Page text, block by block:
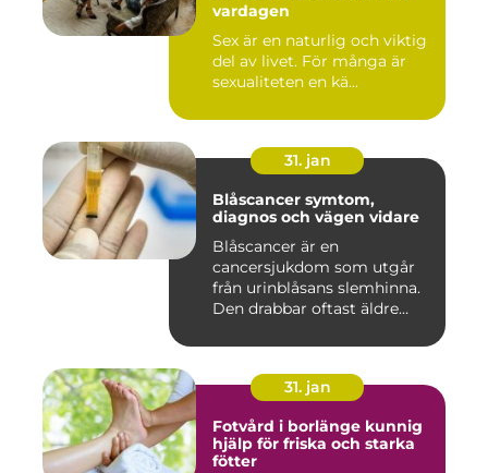
vardagen
Sex är en naturlig och viktig
del av livet. För många är
sexualiteten en kä...
31. jan
Blåscancer symtom,
diagnos och vägen vidare
Blåscancer är en
cancersjukdom som utgår
från urinblåsans slemhinna.
Den drabbar oftast äldre
31. jan
Fotvård i borlänge kunnig
hjälp för friska och starka
fötter